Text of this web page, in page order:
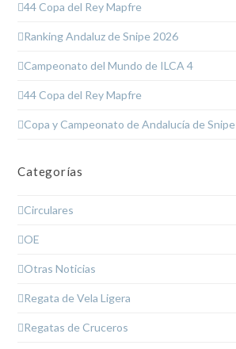
44 Copa del Rey Mapfre
Ranking Andaluz de Snipe 2026
Campeonato del Mundo de ILCA 4
44 Copa del Rey Mapfre
Copa y Campeonato de Andalucía de Snipe
Categorías
Circulares
OE
Otras Noticias
Regata de Vela Ligera
Regatas de Cruceros